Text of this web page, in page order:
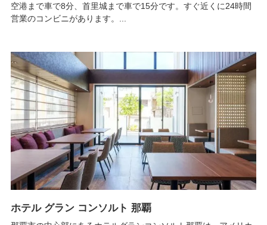
空港まで車で8分、首里城まで車で15分です。すぐ近くに24時間
営業のコンビニがあります。...
ホテル グラン コンソルト 那覇